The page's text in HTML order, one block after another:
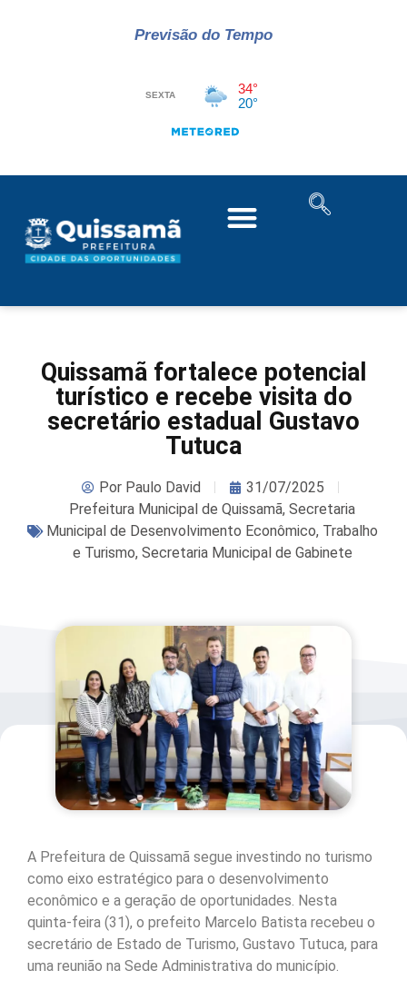
Previsão do Tempo
Quissamã fortalece potencial
turístico e recebe visita do
secretário estadual Gustavo
Tutuca
Por Paulo David
31/07/2025
Prefeitura Municipal de Quissamã, Secretaria
Municipal de Desenvolvimento Econômico, Trabalho
e Turismo, Secretaria Municipal de Gabinete
A Prefeitura de Quissamã segue investindo no turismo
como eixo estratégico para o desenvolvimento
econômico e a geração de oportunidades. Nesta
quinta-feira (31), o prefeito Marcelo Batista recebeu o
secretário de Estado de Turismo, Gustavo Tutuca, para
uma reunião na Sede Administrativa do município.